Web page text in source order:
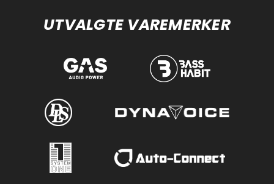
UTVALGTE VAREMERKER